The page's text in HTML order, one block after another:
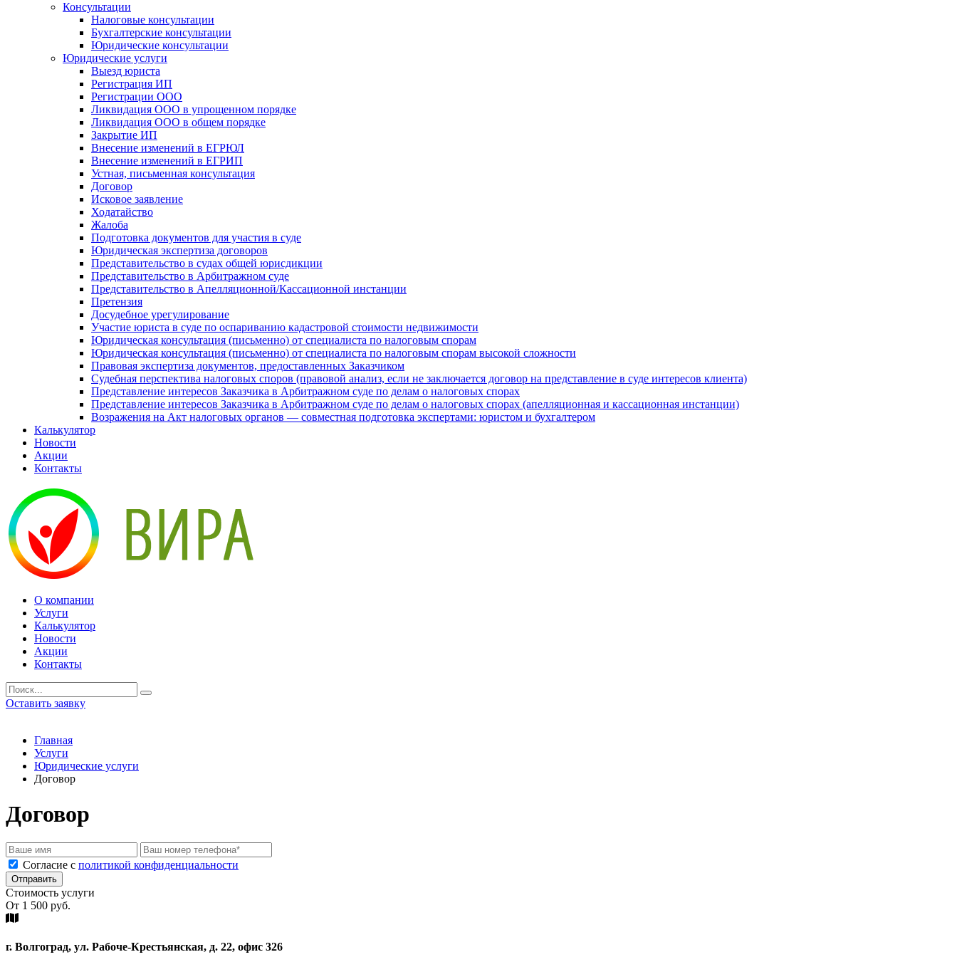
Консультации
Налоговые консультации
Бухгалтерские консультации
Юридические консультации
Юридические услуги
Выезд юриста
Регистрация ИП
Регистрации ООО
Ликвидация ООО в упрощенном порядке
Ликвидация ООО в общем порядке
Закрытие ИП
Внесение изменений в ЕГРЮЛ
Внесение изменений в ЕГРИП
Устная, письменная консультация
Договор
Исковое заявление
Ходатайство
Жалоба
Подготовка документов для участия в суде
Юридическая экспертиза договоров
Представительство в судах общей юрисдикции
Представительство в Арбитражном суде
Представительство в Апелляционной/Кассационной инстанции
Претензия
Досудебное урегулирование
Участие юриста в суде по оспариванию кадастровой стоимости недвижимости
Юридическая консультация (письменно) от специалиста по налоговым спорам
Юридическая консультация (письменно) от специалиста по налоговым спорам высокой сложности
Правовая экспертиза документов, предоставленных Заказчиком
Судебная перспектива налоговых споров (правовой анализ, если не заключается договор на представление в суде интересов клиента)
Представление интересов Заказчика в Арбитражном суде по делам о налоговых спорах
Представление интересов Заказчика в Арбитражном суде по делам о налоговых спорах (апелляционная и кассационная инстанции)
Возражения на Акт налоговых органов — совместная подготовка экспертами: юристом и бухгалтером
Калькулятор
Новости
Акции
Контакты
О компании
Услуги
Калькулятор
Новости
Акции
Контакты
Оставить заявку
Главная
Услуги
Юридические услуги
Договор
Договор
Cогласие с политикой конфиденциальности
Отправить
Стоимость услуги
От 1 500 руб.
г. Волгоград, ул. Рабоче-Крестьянская, д. 22, офис 326